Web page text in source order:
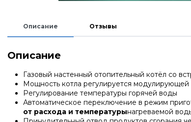
Описание Отзывы
Описание
Газовый настенный отопительный котёл со
Мощность котла регулируется модулирующей
Регулирование температуры горячей воды
Автоматическое переключение в режим
от расхода и температурынагреваемой